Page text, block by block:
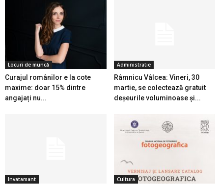
Locuri de muncă
Curajul românilor e la cote
maxime: doar 15% dintre
angajați nu...
Administratie
Râmnicu Vâlcea: Vineri, 30
martie, se colectează gratuit
deşeurile voluminoase şi...
Invatamant Cultura